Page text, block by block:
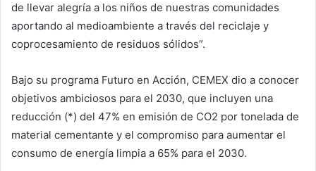
de llevar alegría a los niños de nuestras comunidades
aportando al medioambiente a través del reciclaje y
coprocesamiento de residuos sólidos”.
Bajo su programa Futuro en Acción, CEMEX dio a conocer
objetivos ambiciosos para el 2030, que incluyen una
reducción (*) del 47% en emisión de CO2 por tonelada de
material cementante y el compromiso para aumentar el
consumo de energía limpia a 65% para el 2030.